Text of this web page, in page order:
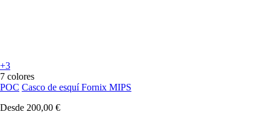
+3
7 colores
POC Casco de esquí Fornix MIPS
Desde 200,00 €